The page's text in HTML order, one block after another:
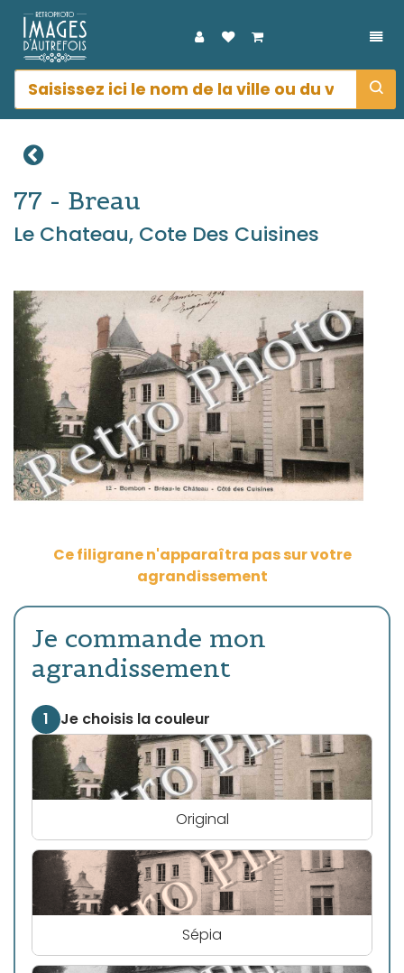
77 - Breau
Le Chateau, Cote Des Cuisines
Ce filigrane n'apparaîtra pas sur votre
agrandissement
Je commande mon
agrandissement
1 Je choisis la couleur
Original
Sépia